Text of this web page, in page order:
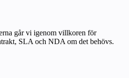
går vi igenom villkoren för
SLA och NDA om det behövs.